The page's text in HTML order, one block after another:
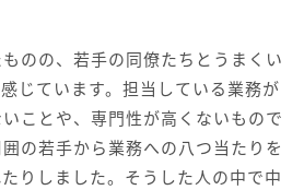
のの、若手の同僚たちとうまくい
じています。担当している業務が
ことや、専門性が高くないもので
の若手から業務への八つ当たりを
りしました。そうした人の中で中